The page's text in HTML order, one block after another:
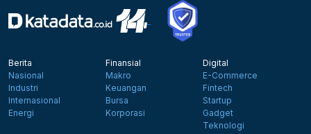
Berita
Nasional
Industri
Internasional
Energi
Finansial
Makro
Keuangan
Bursa
Korporasi
Digital
E-Commerce
Fintech
Startup
Gadget
Teknologi